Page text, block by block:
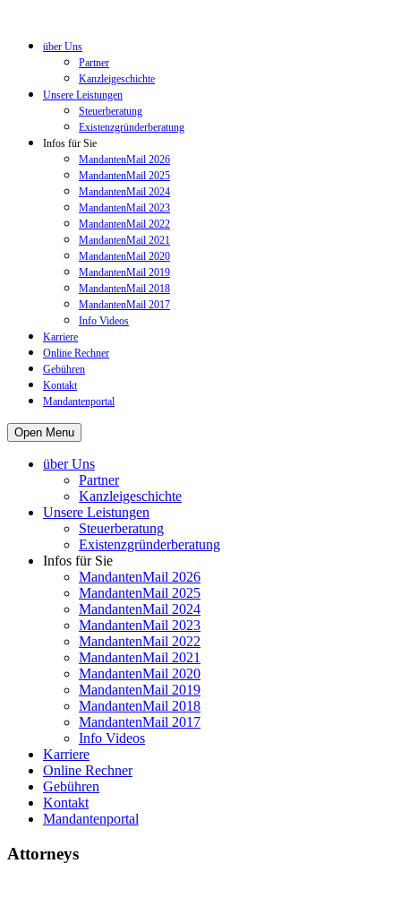
über Uns
Partner
Kanzleigeschichte
Unsere Leistungen
Steuerberatung
Existenzgründerberatung
Infos für Sie
MandantenMail 2026
MandantenMail 2025
MandantenMail 2024
MandantenMail 2023
MandantenMail 2022
MandantenMail 2021
MandantenMail 2020
MandantenMail 2019
MandantenMail 2018
MandantenMail 2017
Info Videos
Karriere
Online Rechner
Gebühren
Kontakt
Mandantenportal
Open Menu
über Uns
Partner
Kanzleigeschichte
Unsere Leistungen
Steuerberatung
Existenzgründerberatung
Infos für Sie
MandantenMail 2026
MandantenMail 2025
MandantenMail 2024
MandantenMail 2023
MandantenMail 2022
MandantenMail 2021
MandantenMail 2020
MandantenMail 2019
MandantenMail 2018
MandantenMail 2017
Info Videos
Karriere
Online Rechner
Gebühren
Kontakt
Mandantenportal
Attorneys